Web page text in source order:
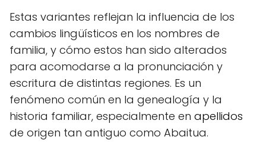
Estas variantes reflejan la influencia de los
cambios lingüísticos en los nombres de
familia, y cómo estos han sido alterados
para acomodarse a la pronunciación y
escritura de distintas regiones. Es un
fenómeno común en la genealogía y la
historia familiar, especialmente en apellidos
de origen tan antiguo como Abaitua.